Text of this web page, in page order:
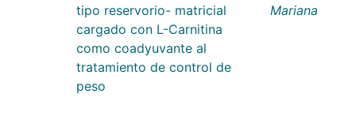
tipo reservorio- matricial
cargado con L-Carnitina
como coadyuvante al
tratamiento de control de
peso
Mariana